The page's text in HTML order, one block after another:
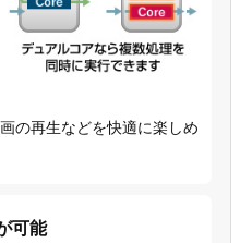
の再生などを快適に楽しめ
可能